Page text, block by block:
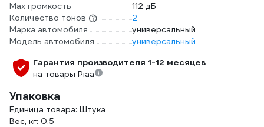
Мах громкость
112 дБ
Количество тонов
2
Марка автомобиля
универсальный
Модель автомобиля
универсальный
Гарантия производителя 1-12 месяцев
на товары Piaa
Упаковка
Единица товара: Штука
Вес, кг: 0.5